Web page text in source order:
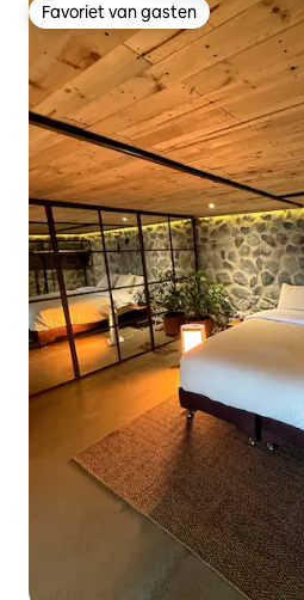
Favoriet van gasten
Favoriet van gasten